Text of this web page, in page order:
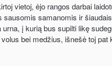
vietoj, ėjo rangos darbai
samanomis ir
į kurią bus supilti likę
bei medžius, išnešė toj